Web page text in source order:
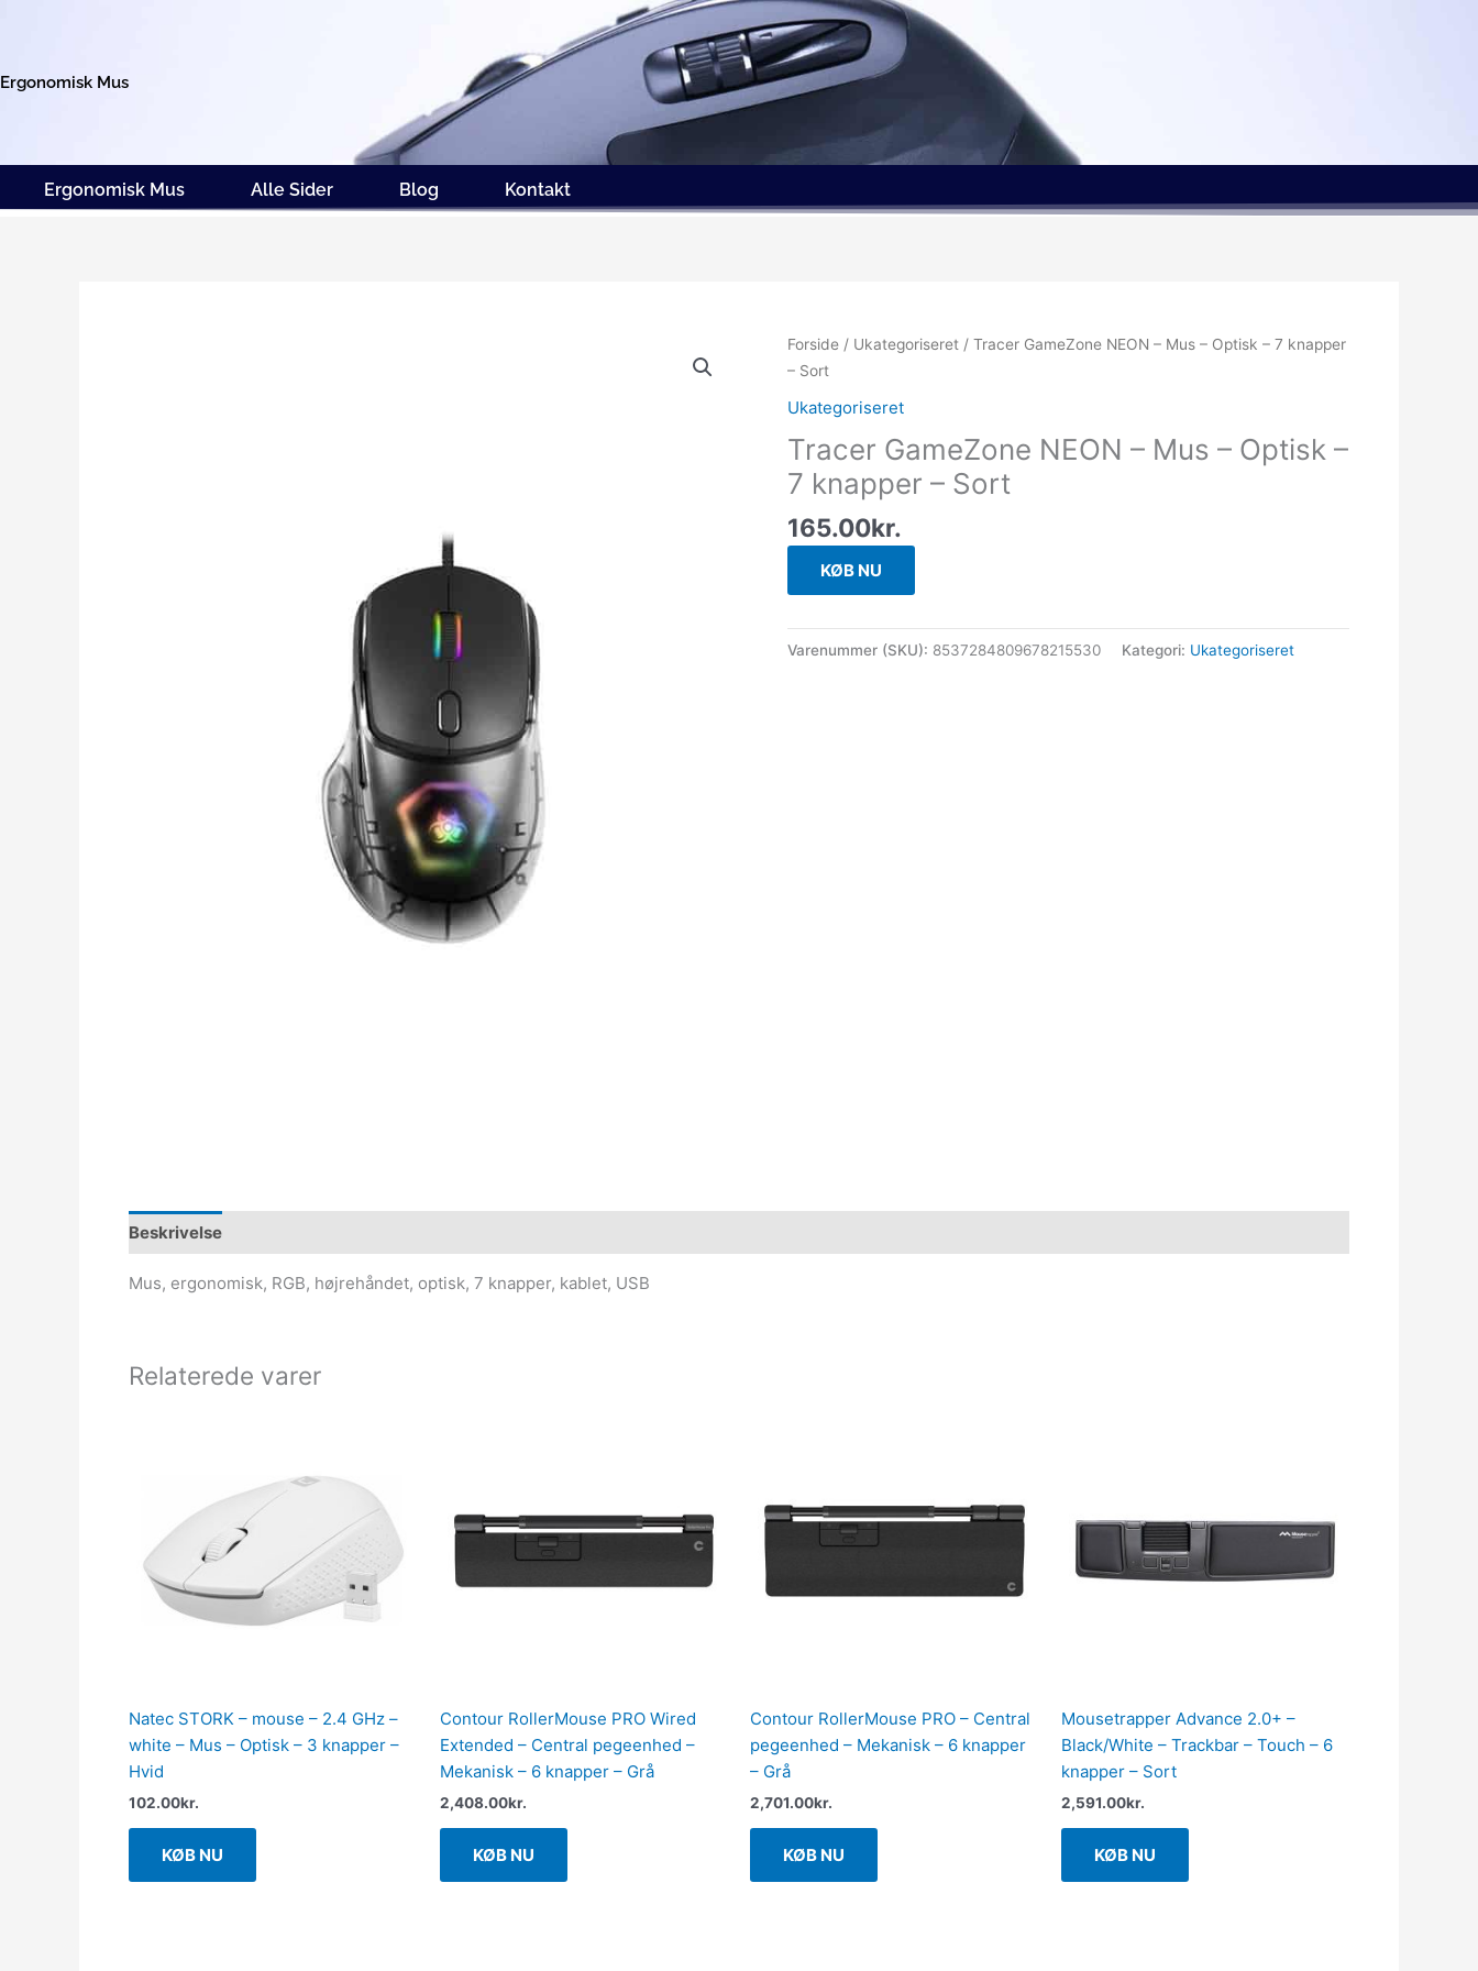
Ergonomisk Mus
Ergonomisk Mus Alle Sider Blog Kontakt
Forside / Ukategoriseret / Tracer GameZone NEON – Mus – Optisk – 7 knapper
– Sort
Ukategoriseret
Tracer GameZone NEON – Mus – Optisk –
7 knapper – Sort
165.00kr.
KØB NU
Varenummer (SKU): 8537284809678215530 Kategori: Ukategoriseret
Beskrivelse
Mus, ergonomisk, RGB, højrehåndet, optisk, 7 knapper, kablet, USB
Relaterede varer
Natec STORK – mouse – 2.4 GHz –
white – Mus – Optisk – 3 knapper –
Hvid
102.00kr.
KØB NU
Contour RollerMouse PRO Wired
Extended – Central pegeenhed –
Mekanisk – 6 knapper – Grå
2,408.00kr.
KØB NU
Contour RollerMouse PRO – Central
pegeenhed – Mekanisk – 6 knapper
– Grå
2,701.00kr.
KØB NU
Mousetrapper Advance 2.0+ –
Black/White – Trackbar – Touch – 6
knapper – Sort
2,591.00kr.
KØB NU